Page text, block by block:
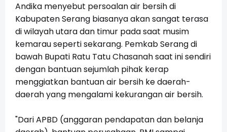
Andika menyebut persoalan air bersih di
Kabupaten Serang biasanya akan sangat terasa
di wilayah utara dan timur pada saat musim
kemarau seperti sekarang. Pemkab Serang di
bawah Bupati Ratu Tatu Chasanah saat ini sendiri
dengan bantuan sejumlah pihak kerap
menggiatkan bantuan air bersih ke daerah-
daerah yang mengalami kekurangan air bersih.
"Dari APBD (anggaran pendapatan dan belanja